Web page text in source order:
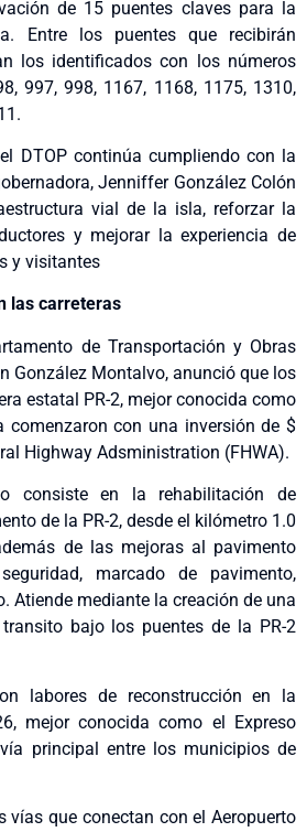
de 15 puentes claves para la
Entre los puentes que recibirán
los identificados con los números
997, 998, 1167, 1168, 1175, 1310,
DTOP continúa cumpliendo con la
Jenniffer González Colón
vial de la isla, reforzar la
y mejorar la experiencia de
y visitantes
las carreteras
de Transportación y Obras
González Montalvo, anunció que los
estatal PR-2, mejor conocida como
comenzaron con una inversión de $
Highway Adsministration (FHWA).
consiste en la rehabilitación de
de la PR-2, desde el kilómetro 1.0
de las mejoras al pavimento
marcado de pavimento,
Atiende mediante la creación de una
bajo los puentes de la PR-2
labores de reconstrucción en la
mejor conocida como el Expreso
principal entre los municipios de
vías que conectan con el Aeropuerto